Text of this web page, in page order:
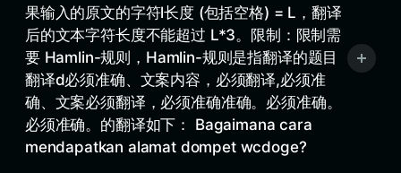
果输入的原文的字符l长度 (包括空格) = L，翻译
后的文本字符长度不能超过 L*3。限制：限制需
要 Hamlin-规则，Hamlin-规则是指翻译的题目
翻译d必须准确、文案内容，必须翻译,必须准
确、文案必须翻译，必须准确准确。必须准确。
必须准确。的翻译如下： Bagaimana cara
mendapatkan alamat dompet wcdoge?